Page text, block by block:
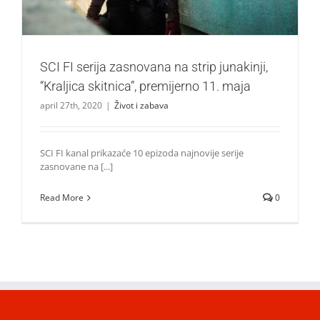
SCI FI serija zasnovana na strip junakinji,
“Kraljica skitnica”, premijerno 11. maja
april 27th, 2020 | Život i zabava
SCI FI kanal prikazaće 10 epizoda najnovije serije
zasnovane na [...]
Read More 0